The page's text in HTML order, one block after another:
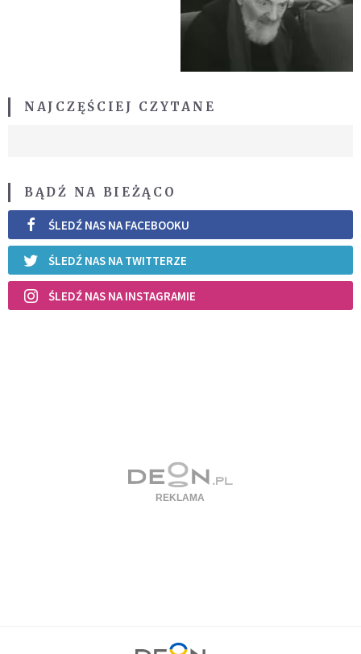
NAJCZĘŚCIEJ CZYTANE
BĄDŹ NA BIEŻĄCO
ŚLEDŹ NAS NA FACEBOOKU
ŚLEDŹ NAS NA TWITTERZE
ŚLEDŹ NAS NA INSTAGRAMIE